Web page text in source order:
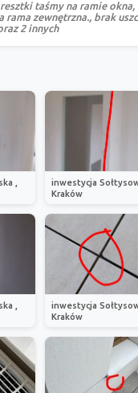
taśmy na ramie okna,
rama zewnętrzna., brak
2 innych
,
inwestycja
Kraków
,
inwestycja
Kraków